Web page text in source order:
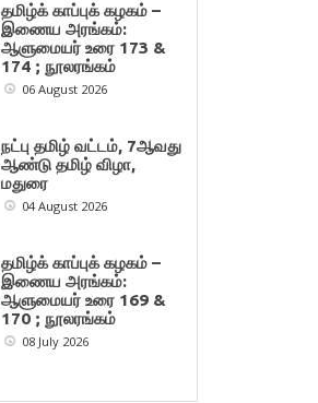
தமிழ்க் காப்புக் கழகம் –
இணைய அரங்கம்:
ஆளுமையர் உரை 173 &
174 ; நூலரங்கம்
06 August 2026
நட்பு தமிழ் வட்டம், 7ஆவது
ஆண்டு தமிழ் விழா,
மதுரை
04 August 2026
தமிழ்க் காப்புக் கழகம் –
இணைய அரங்கம்:
ஆளுமையர் உரை 169 &
170 ; நூலரங்கம்
08 July 2026